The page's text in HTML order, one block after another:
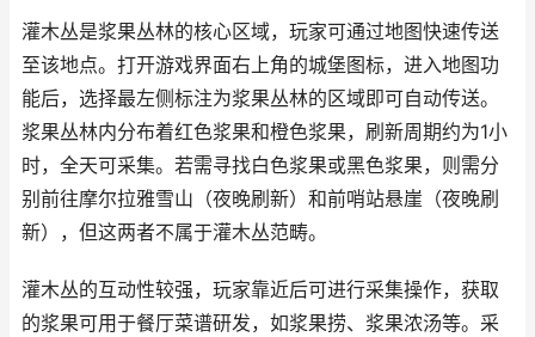
灌木丛是浆果丛林的核心区域，玩家可通过地图快速传送
至该地点。打开游戏界面右上角的城堡图标，进入地图功
能后，选择最左侧标注为浆果丛林的区域即可自动传送。
浆果丛林内分布着红色浆果和橙色浆果，刷新周期约为1小
时，全天可采集。若需寻找白色浆果或黑色浆果，则需分
别前往摩尔拉雅雪山（夜晚刷新）和前哨站悬崖（夜晚刷
新），但这两者不属于灌木丛范畴。
灌木丛的互动性较强，玩家靠近后可进行采集操作，获取
的浆果可用于餐厅菜谱研发，如浆果捞、浆果浓汤等。采